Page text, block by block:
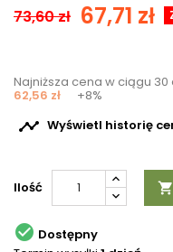
73,60 zł 67,71 zł
Najniższa cena w ciągu
62,56 zł +8%
 Wyświetl historię
Ilość 
 Dostępny